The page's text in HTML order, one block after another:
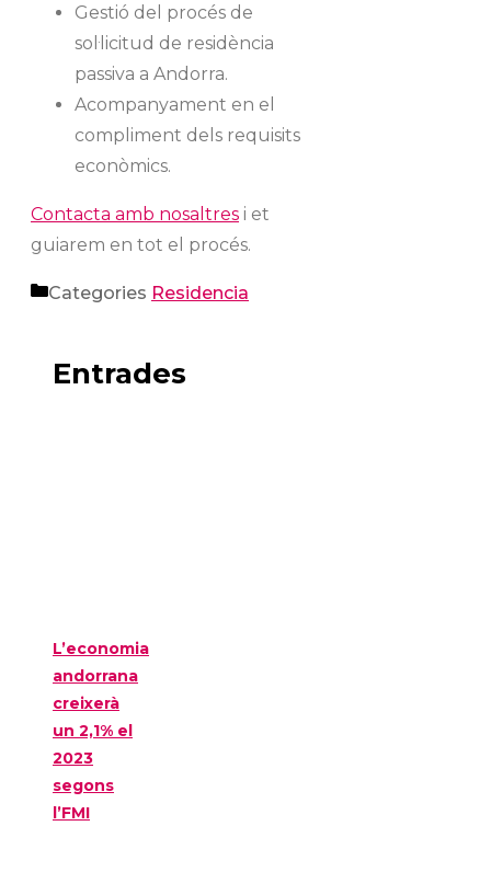
Gestió del procés de
sol·licitud de residència
passiva a Andorra.
Acompanyament en el
compliment dels requisits
econòmics.
Contacta amb nosaltres i et
guiarem en tot el procés.
Categories Residencia
Entrades
L’economia
andorrana
creixerà
un 2,1% el
2023
segons
l’FMI